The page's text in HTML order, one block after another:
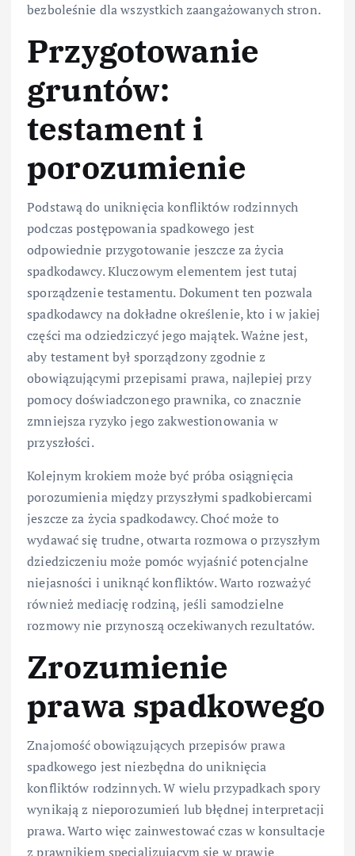
bezboleśnie dla wszystkich zaangażowanych stron.
Przygotowanie
gruntów:
testament i
porozumienie
Podstawą do uniknięcia konfliktów rodzinnych
podczas postępowania spadkowego jest
odpowiednie przygotowanie jeszcze za życia
spadkodawcy. Kluczowym elementem jest tutaj
sporządzenie testamentu. Dokument ten pozwala
spadkodawcy na dokładne określenie, kto i w jakiej
części ma odziedziczyć jego majątek. Ważne jest,
aby testament był sporządzony zgodnie z
obowiązującymi przepisami prawa, najlepiej przy
pomocy doświadczonego prawnika, co znacznie
zmniejsza ryzyko jego zakwestionowania w
przyszłości.
Kolejnym krokiem może być próba osiągnięcia
porozumienia między przyszłymi spadkobiercami
jeszcze za życia spadkodawcy. Choć może to
wydawać się trudne, otwarta rozmowa o przyszłym
dziedziczeniu może pomóc wyjaśnić potencjalne
niejasności i uniknąć konfliktów. Warto rozważyć
również mediację rodziną, jeśli samodzielne
rozmowy nie przynoszą oczekiwanych rezultatów.
Zrozumienie
prawa spadkowego
Znajomość obowiązujących przepisów prawa
spadkowego jest niezbędna do uniknięcia
konfliktów rodzinnych. W wielu przypadkach spory
wynikają z nieporozumień lub błędnej interpretacji
prawa. Warto więc zainwestować czas w konsultacje
z prawnikiem specjalizującym się w prawie